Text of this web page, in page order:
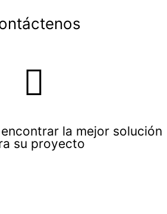
la mejor solución
su proyecto